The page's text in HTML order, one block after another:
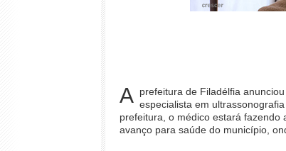
A prefeitura de Filadélfia
especialista em
prefeitura, o médico estará
avanço para saúde do município,